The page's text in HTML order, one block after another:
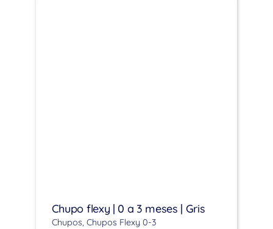
Chupo flexy | 0 a 3 meses | Gris
Chupos Chupos Flexy 0-3